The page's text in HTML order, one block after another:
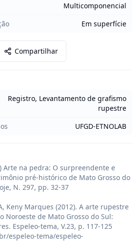
Multicomponencial
Em superfície
Compartilhar
Registro, Levantamento de grafismo
rupestre
UFGD-ETNOLAB
Arte na pedra: O surpreendente e
pré-histórico de Mato Grosso do
N. 297, pp. 32-37
Keny Marques (2012). A arte rupestre
Noroeste de Mato Grosso do Sul:
Espeleo-tema, V.23, p. 117-125
espeleo-tema/espeleo-